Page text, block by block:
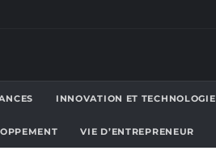
INNOVATION ET TECHNOLOGIE
VIE D’ENTREPRENEUR